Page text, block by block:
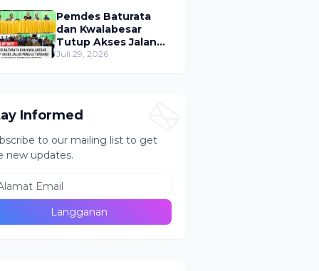
Lokasi Tak Resmi
Pemdes Baturata
dan Kwalabesar
Tutup Akses Jalan
Menuju PETI Bugu,
Juli 29, 2026
Informed
to our mailing list to get
new updates.